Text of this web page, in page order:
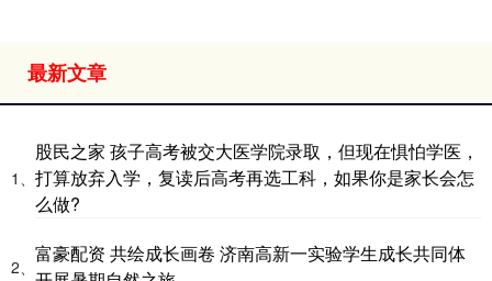
最新文章
1、
股民之家 孩子高考被交大医学院录取，但现在惧怕学医，
打算放弃入学，复读后高考再选工科，如果你是家长会怎
么做?
2、
富豪配资 共绘成长画卷 济南高新一实验学生成长共同体